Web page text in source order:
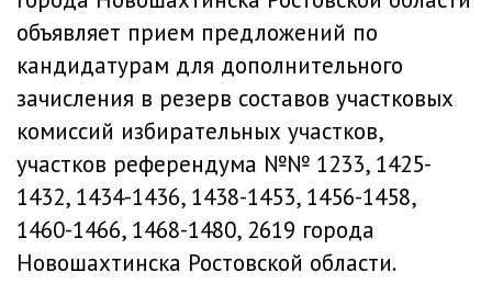
объявляет прием предложений по
кандидатурам для дополнительного
зачисления в резерв составов участковых
комиссий избирательных участков,
участков референдума №№ 1233, 1425-
1432, 1434-1436, 1438-1453, 1456-1458,
1460-1466, 1468-1480, 2619 города
Новошахтинска Ростовской области.